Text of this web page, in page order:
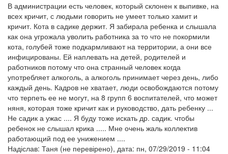
В администрации есть человек, который склонен к выпивке, на
всех кричит, с людьми говорить не умеет только хамит и
кричит. Кота в садике держит. Я забирала ребенка и слышала
как она угрожала уволить работника за то что не покормили
кота, голубей тоже подкармливают на территории, а они все
инфицированы. Ей наплевать на детей, родителей и
работников потому что она странный человек когда
употребляет алкоголь, а алкоголь принимает через день, либо
каждый день. Кадров не хватает, люди освобождаются потому
что терпеть ее не могут, на 8 групп 6 воспитателей, что может
няня, которая тоже кричит как и руководство, дать ребенку ...
Не садик а ужас .... Я буду тоже искать др. садик. чтобы
ребенок не слышал крика ..... Мне очень жаль коллектив
работающий под ее унижением ....
Надіслав: Таня (не перевірено), дата: пн, 07/29/2019 - 11:04